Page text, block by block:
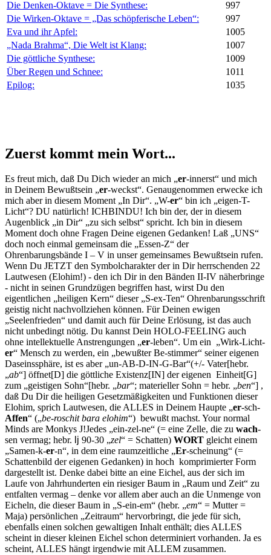
Die Denken-Oktave = Die Synthese:
997
Die Wirken-Oktave = „Das schöpferische Leben“:
997
Eva und ihr Apfel:
1005
„Nada Brahma“, Die Welt ist Klang:
1007
Die göttliche Synthese:
1009
Über Regen und Schnee:
1011
Epilog:
1035
Zuerst kommt mein Wort...
Es freut mich, daß Du Dich wieder an mich „er-innerst“ und mich
in Deinem Bewußtsein „er-weckst“. Genaugenommen erwecke ich
mich aber in diesem Moment „In Dir“. „W-er“ bin ich „eigen-T-
Licht“? DU natürlich! ICHBINDU! Ich bin der, der in diesem
Augenblick „in Dir“ „zu sich selbst“ spricht. Ich bin in diesem
Moment doch ohne Fragen Deine eigenen Gedanken! Laß „UNS“
doch noch einmal ge­meinsam die „Essen-Z“ der
Ohrenbarungsbände I – V in unser ge­meinsames Bewußtsein rufen.
Wenn Du JETZT den Symbolcharakter der in Dir herrschenden 22
Lautwesen (Elohim!) - den ich Dir in den Bänden II-IV näherbringe
- nicht in seinen Grundzügen begriffen hast, wirst Du den
eigentlichen „heiligen Kern“ dieser „S-ex-Ten“ Ohren­barungsschrift
geistig nicht nachvollziehen können. Für Deinen ewigen
„Seelenfrieden“ und damit auch für Deine Erlösung, ist das auch
nicht unbedingt nötig. Du kannst Dein HOLO-FEELING auch
ohne intel­lektuelle Anstrengungen „er-leben“. Um ein „Wirk-Licht-
er“ Mensch zu werden, ein „bewußter Be-stimmer“ seiner eigenen
Daseinssphäre, ist es aber „un-AB-D-IN-G-Bar“(+/- Vater[hebr.
„ab“] öffnet[D] die göttliche Existenz[IN] der eigenen Einheit[G]
zum „geistigen Sohn“[hebr. „bar“; materieller Sohn = hebr. „ben“] ,
daß Du Dir die heiligen Gesetzmäßigkeiten und Funktionen dieser
Elohim, sprich Lautwesen, die ALLES in Deinem Haupte „er-sch-
Affen“ („be-roschit bara elohim“) bewußt machst. Your normal
Minds are Monkys J!Jedes „ein-zel-ne“ (= eine Zelle, die zu wach-
sen vermag; hebr. lj 90-30 „zel“ = Schatten) WORT gleicht einem
„Samen-k-er-n“, in dem eine raumzeitliche „Er-scheinung“ (=
Schattenbild der ei­genen Gedanken) in hoch komprimierter Form
dargestellt ist. Denke dabei bitte an eine Eichel, aus der sich im
Laufe von Jahrhunderten ein riesiger Baum in „Raum und Zeit“ zu
entfalten vermag – denke vor allem aber auch an die Unmenge von
Eicheln, die dieser Baum in „S-ein-em“ (hebr. „em“ = Mutter =
Maja) persönlichen „Zeitraum“ hervorbringt, die jede für sich,
ebenfalls einen solchen gewaltigen In­halt enthält; dies ALLES
scheint in dieser kleinen Eichel schon deter­miniert vorhanden. Ja es
scheint, ALLES hängt irgendwie mit ALLEM zusammen.